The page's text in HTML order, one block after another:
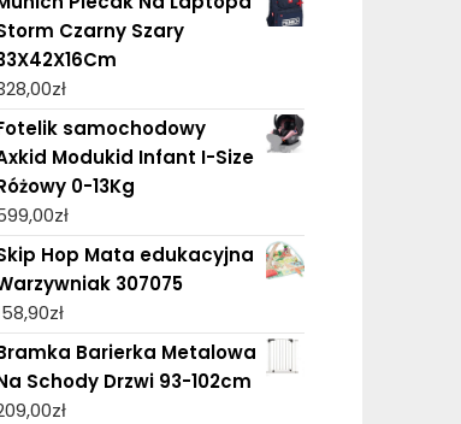
Czarny Szary
zł
samochodowy
Modukid Infant I-Size
0-13Kg
zł
Hop Mata edukacyjna
307075
zł
Barierka Metalowa
Schody Drzwi 93-102cm
zł